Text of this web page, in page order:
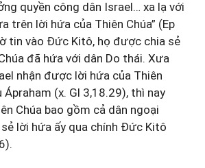
quyền công dân Israel… xa lạ với
trên lời hứa của Thiên Chúa” (Ep
tin vào Đức Kitô, họ được chia sẻ
đã hứa với dân Do thái. Xưa
nhận được lời hứa của Thiên
Ápraham (x. Gl 3,18.29), thì nay
Chúa bao gồm cả dân ngoại
lời hứa ấy qua chính Đức Kitô